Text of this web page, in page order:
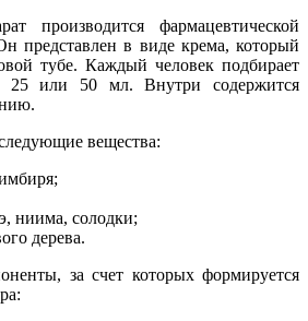
производится фармацевтической
представлен в виде крема, который
тубе. Каждый человек подбирает
25 или 50 мл. Внутри содержится
вещества:
ниима, солодки;
дерева.
за счет которых формируется